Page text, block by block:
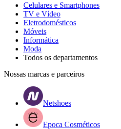
Celulares e Smartphones
TV e Vídeo
Eletrodomésticos
Móveis
Informática
Moda
Todos os departamentos
Nossas marcas e parceiros
Netshoes
Epoca Cosméticos